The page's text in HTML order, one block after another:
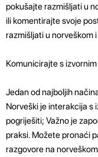
pokušajte razmišljati u
ili komentirajte svoje
razmišljati u norveškom
Komunicirajte s
Jedan od najboljih
Norveški je interakcija s
pogriješiti; Važno je
praksi. Možete pronaći
razgovore na